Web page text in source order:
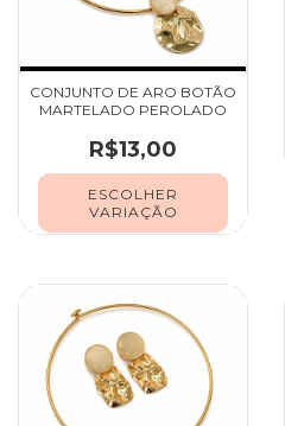
CONJUNTO DE ARO BOTÃO
MARTELADO PEROLADO
R$13,00
ESCOLHER
VARIAÇÃO